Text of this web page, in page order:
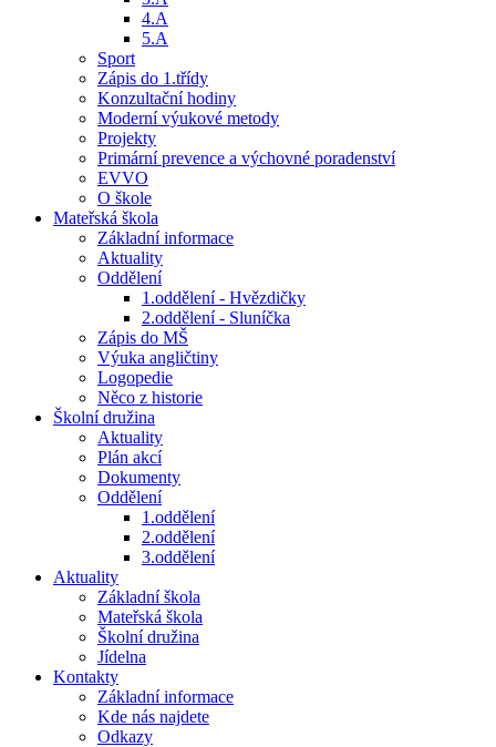
4.A
5.A
Sport
Zápis do 1.třídy
Konzultační hodiny
Moderní výukové metody
Projekty
Primární prevence a výchovné poradenství
EVVO
O škole
Mateřská škola
Základní informace
Aktuality
Oddělení
1.oddělení - Hvězdičky
2.oddělení - Sluníčka
Zápis do MŠ
Výuka angličtiny
Logopedie
Něco z historie
Školní družina
Aktuality
Plán akcí
Dokumenty
Oddělení
1.oddělení
2.oddělení
3.oddělení
Aktuality
Základní škola
Mateřská škola
Školní družina
Jídelna
Kontakty
Základní informace
Kde nás najdete
Odkazy